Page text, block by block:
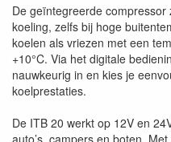
De geïntegreerde
koeling, zelfs bij hoge
koelen als vriezen met een
+10°C. Via het digitale
nauwkeurig in en kies je
koelprestaties.
De ITB 20 werkt op 12V en
auto’s, campers en boten.